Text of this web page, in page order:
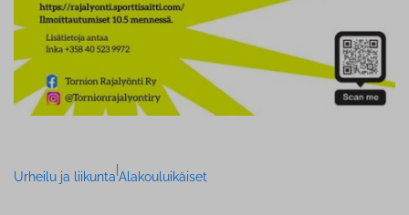
Urheilu ja liikunta Alakouluikäiset